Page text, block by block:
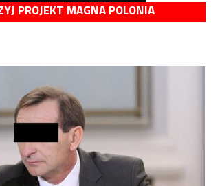
PROJEKT MAGNA POLONIA